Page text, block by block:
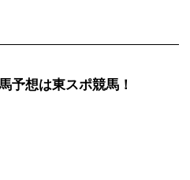
予想は東スポ競馬！